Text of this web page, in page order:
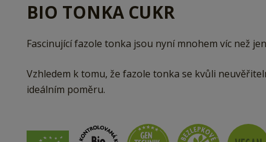
BIO TONKA CUKR
Fascinující fazole tonka jsou nyní mnohem víc než
Vzhledem k tomu, že fazole tonka se kvůli
ideálním poměru.